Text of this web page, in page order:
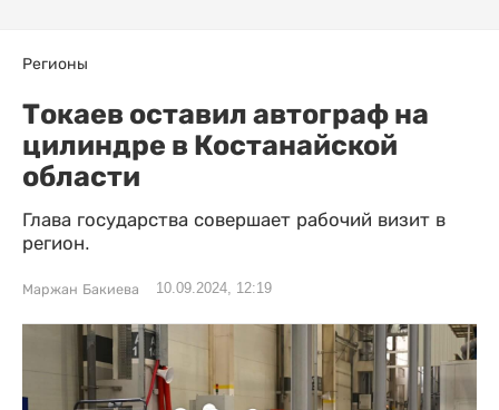
Регионы
Токаев оставил автограф на
цилиндре в Костанайской
области
Глава государства совершает рабочий визит в
регион.
Маржан Бакиева 10.09.2024, 12:19